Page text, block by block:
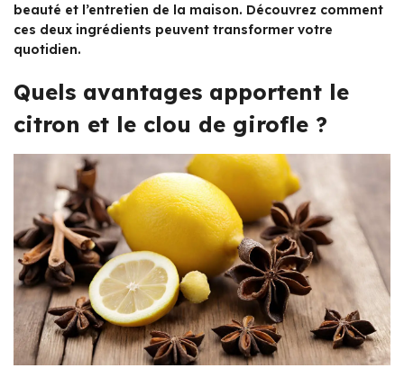
beauté et l’entretien de la maison. Découvrez comment
ces deux ingrédients peuvent transformer votre
quotidien.
Quels avantages apportent le
citron et le clou de girofle ?